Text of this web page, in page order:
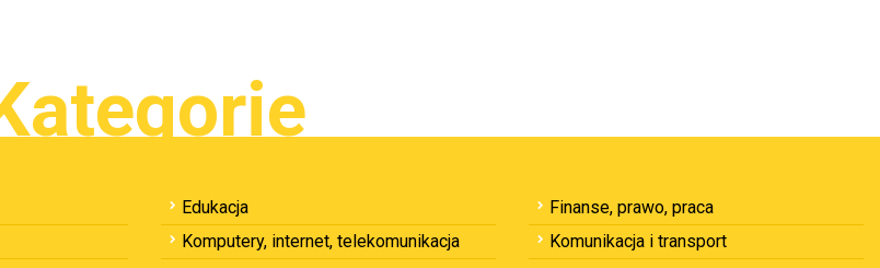
Edukacja
Finanse, prawo, praca
Komputery, internet, telekomunikacja
Komunikacja i transport